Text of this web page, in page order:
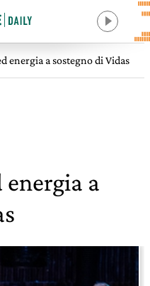
energia a sostegno di Vidas
a